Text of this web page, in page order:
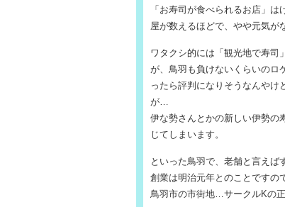
「お寿司が食べられるお店」
屋が数えるほどで、やや元気が
ワタクシ的には「観光地で寿
が、鳥羽も負けないくらいのロ
ったら評判になりそうなんやけ
が…
伊な勢さんとかの新しい伊勢
じてしまいます。
といった鳥羽で、老舗と言えば
創業は明治元年とのことですの
鳥羽市の市街地…サークルKの